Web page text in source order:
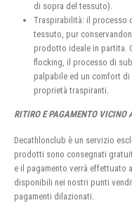
di sopra del tessuto).
Traspirabilità: il processo
tessuto, pur
prodotto ideale in partita.
flocking, il processo di
palpabile ed un comfort
proprietà traspiranti.
RITIRO E PAGAMENTO VICINO
Decathlonclub è un servizio
prodotti sono consegnati
e il pagamento verrà effettuato
disponibili nei nostri punti
pagamenti dilazionati.